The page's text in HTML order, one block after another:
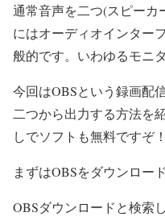
通常音声を二つ(スピーカ
にはオーディオインター
般的です。いわゆるモニ
今回はOBSという録画配
二つから出力する方法を
しでソフトも無料ですぞ！
まずはOBSをダウンロー
OBSダウンロードと検索